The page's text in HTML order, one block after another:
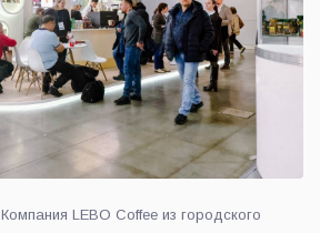
Компания LEBO Coffee из городского